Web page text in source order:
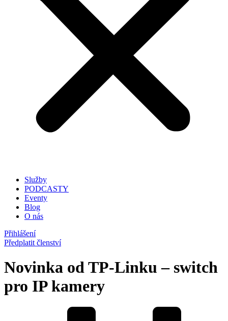
Služby
PODCASTY
Eventy
Blog
O nás
Přihlášení
Předplatit členství
Novinka od TP-Linku – switch
pro IP kamery